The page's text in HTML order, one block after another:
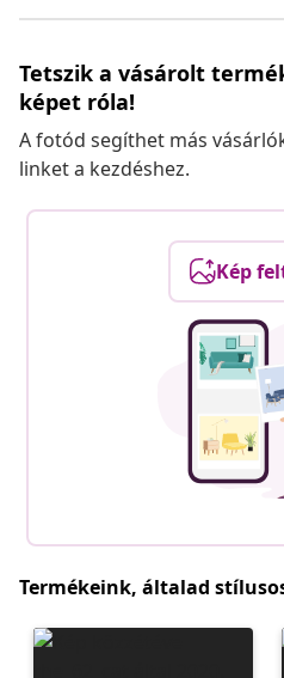
Tetszik a vásárolt
képet róla!
A fotód segíthet más
linket a kezdéshez.
Kép
Termékeink, általad